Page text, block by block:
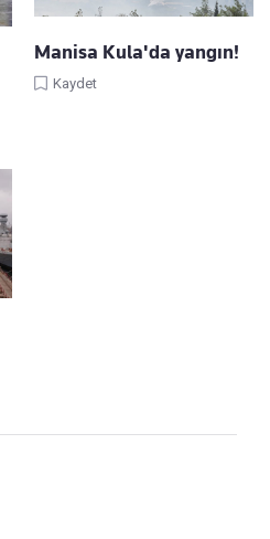
Manisa Kula'da yangın!
Kaydet